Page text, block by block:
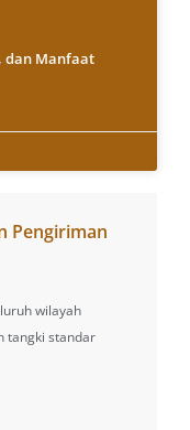
dan Manfaat
Pengiriman
wilayah
tangki standar